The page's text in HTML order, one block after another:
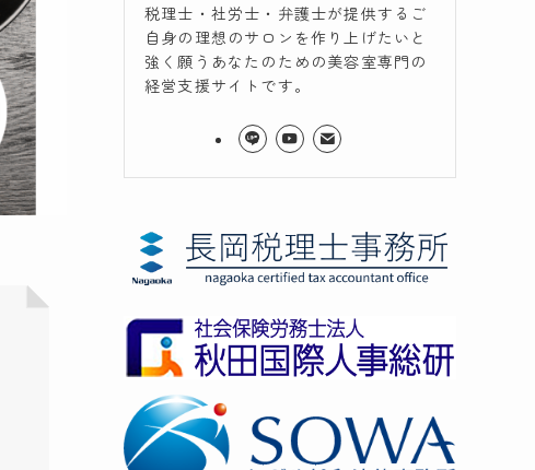
税理士・社労士・弁護士が提供するご
自身の理想のサロンを作り上げたいと
強く願うあなたのための美容室専門の
経営支援サイトです。